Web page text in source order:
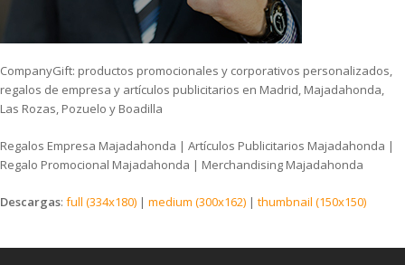
CompanyGift: productos promocionales y corporativos personalizados,
regalos de empresa y artículos publicitarios en Madrid, Majadahonda,
Las Rozas, Pozuelo y Boadilla
Regalos Empresa Majadahonda | Artículos Publicitarios Majadahonda |
Regalo Promocional Majadahonda | Merchandising Majadahonda
Descargas: full (334x180) | medium (300x162) | thumbnail (150x150)